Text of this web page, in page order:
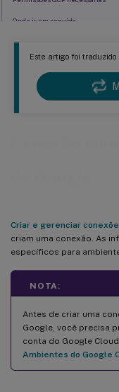
Este artigo foi
Criar e gerenciar
criam uma conexão. As
específicos para
NOTA:
Antes de criar uma
Google, você precisa
conta do Google
Ambientes do Google
Onde ir em seguida
Mais informações